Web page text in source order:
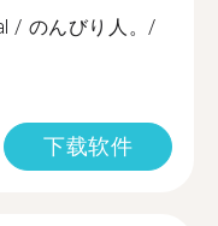
/ のんびり人。/
下载软件